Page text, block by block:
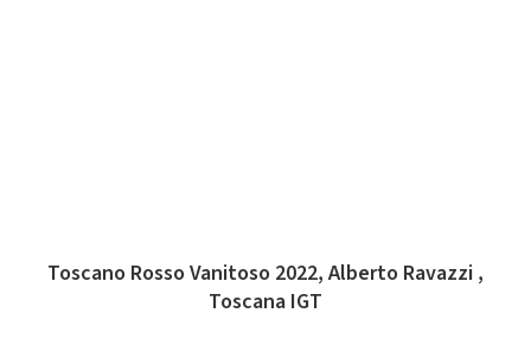
Toscano Rosso Vanitoso 2022, Alberto Ravazzi ,
Toscana IGT